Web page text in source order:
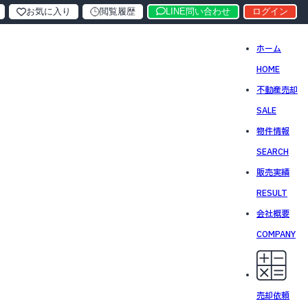
ホーム
HOME
不動産売却
SALE
物件情報
SEARCH
販売実績
RESULT
会社概要
COMPANY
売却依頼
お気に入り 閲覧履歴 LINE問い合わせ ログイン